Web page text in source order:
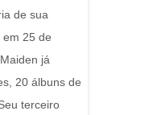
de sua
25 de
já
20 álbuns de
terceiro